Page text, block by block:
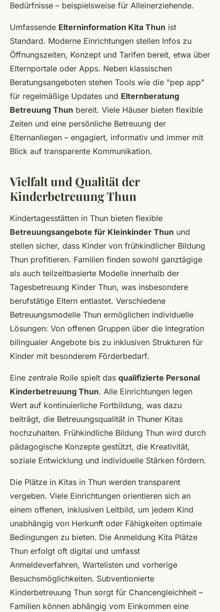
Bedürfnisse – beispielsweise für Alleinerziehende.
Umfassende Elterninformation Kita Thun ist
Standard. Moderne Einrichtungen stellen Infos zu
Öffnungszeiten, Konzept und Tarifen bereit, etwa über
Elternportale oder Apps. Neben klassischen
Beratungsangeboten stehen Tools wie die "pep app"
für regelmäßige Updates und Elternberatung
Betreuung Thun bereit. Viele Häuser bieten flexible
Zeiten und eine persönliche Betreuung der
Elternanliegen – engagiert, informativ und immer mit
Blick auf transparente Kommunikation.
Vielfalt und Qualität der
Kinderbetreuung Thun
Kindertagesstätten in Thun bieten flexible
Betreuungsangebote für Kleinkinder Thun und
stellen sicher, dass Kinder von frühkindlicher Bildung
Thun profitieren. Familien finden sowohl ganztägige
als auch teilzeitbasierte Modelle innerhalb der
Tagesbetreuung Kinder Thun, was insbesondere
berufstätige Eltern entlastet. Verschiedene
Betreuungsmodelle Thun ermöglichen individuelle
Lösungen: Von offenen Gruppen über die Integration
bilingualer Angebote bis zu inklusiven Strukturen für
Kinder mit besonderem Förderbedarf.
Eine zentrale Rolle spielt das qualifizierte Personal
Kinderbetreuung Thun. Alle Einrichtungen legen
Wert auf kontinuierliche Fortbildung, was dazu
beiträgt, die Betreuungsqualität in Thuner Kitas
hochzuhalten. Frühkindliche Bildung Thun wird durch
pädagogische Konzepte gestützt, die Kreativität,
soziale Entwicklung und individuelle Stärken fördern.
Die Plätze in Kitas in Thun werden transparent
vergeben. Viele Einrichtungen orientieren sich an
einem offenen, inklusiven Leitbild, um jedem Kind
unabhängig von Herkunft oder Fähigkeiten optimale
Bedingungen zu bieten. Die Anmeldung Kita Plätze
Thun erfolgt oft digital und umfasst
Anmeldeverfahren, Wartelisten und vorherige
Besuchsmöglichkeiten. Subventionierte
Kinderbetreuung Thun sorgt für Chancengleichheit –
Familien können abhängig vom Einkommen eine